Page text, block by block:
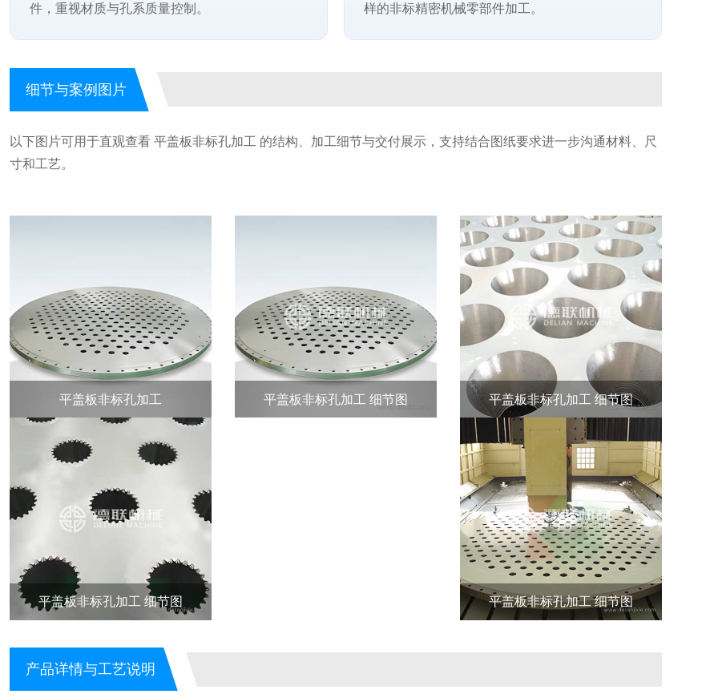
件，重视材质与孔系质量控制。
样的非标精密机械零部件加工。
细节与案例图片
以下图片可用于直观查看 平盖板非标孔加工 的结构、加工细节与交付展示，支持结合图纸要求进一步沟通材料、尺
寸和工艺。
平盖板非标孔加工 平盖板非标孔加工 细节图 平盖板非标孔加工 细节图
平盖板非标孔加工 细节图 平盖板非标孔加工 细节图
产品详情与工艺说明